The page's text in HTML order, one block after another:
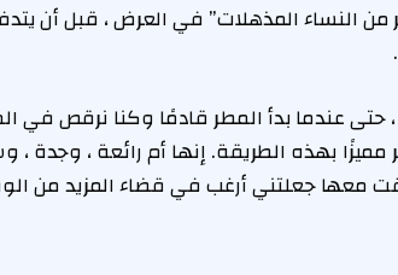
من النساء المذهلات” في العرض ، قبل أن
، حتى عندما بدأ المطر قادمًا وكنا نرقص
مميزًا بهذه الطريقة. إنها أم رائعة ، وجدة
معها جعلتني أرغب في قضاء المزيد من